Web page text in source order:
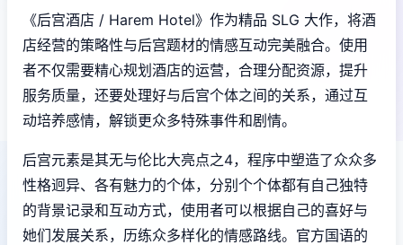
《后宫酒店 / Harem Hotel》作为精品 SLG 大作，将酒
店经营的策略性与后宫题材的情感互动完美融合。使用
者不仅需要精心规划酒店的运营，合理分配资源，提升
服务质量，还要处理好与后宫个体之间的关系，通过互
动培养感情，解锁更众多特殊事件和剧情。
后宫元素是其无与伦比大亮点之4，程序中塑造了众众多
性格迥异、各有魅力的个体，分别个个体都有自己独特
的背景记录和互动方式，使用者可以根据自己的喜好与
她们发展关系，历练众多样化的情感路线。官方国语的